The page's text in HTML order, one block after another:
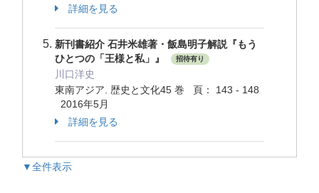
詳細を見る
新刊書紹介 石井米雄著・飯島明子解説『もう
ひとつの「王様と私」』
招待有り
川口洋史
東南アジア. 歴史と文化45 巻 頁： 143 - 148
2016年5月
詳細を見る
▼全件表示